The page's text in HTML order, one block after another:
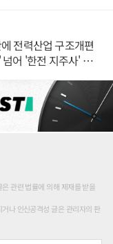
전력산업 구조개편
어 '한전 지주사' 재편
관련 법률에 의해 제재를 받을
나 인신공격성 글은 관리자의 판